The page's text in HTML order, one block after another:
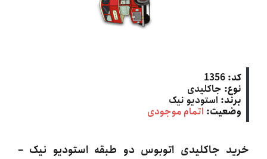
کد: 1356
نوع: جاکلیدی
برند: استودیو نیک
وضعیت: اتمام موجودی
خرید جاکلیدی اتوبوس دو طبقه استودیو نیک –